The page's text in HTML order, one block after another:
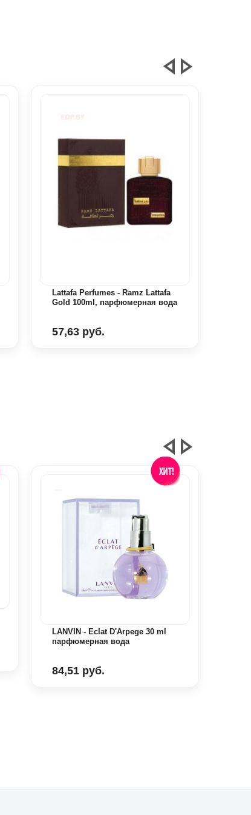
Lattafa Perfumes - Ramz Lattafa
Gold 100ml, парфюмерная вода
57,63 руб.
LANVIN - Eclat D'Arpege 30 ml
парфюмерная вода
84,51 руб.